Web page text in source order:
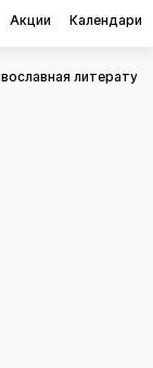
Акции Календари
литература